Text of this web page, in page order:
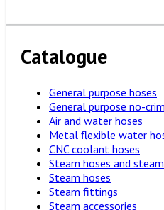
Catalogue
General purpose hoses
General purpose no-
Air and water hoses
Metal flexible water
CNC coolant hoses
Steam hoses and
Steam hoses
Steam fittings
Steam accessories